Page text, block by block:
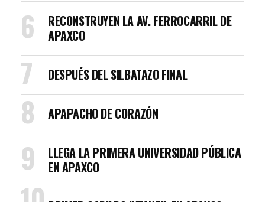
RECONSTRUYEN LA AV. FERROCARRIL DE
APAXCO
DESPUÉS DEL SILBATAZO FINAL
APAPACHO DE CORAZÓN
LLEGA LA PRIMERA UNIVERSIDAD PÚBLICA
EN APAXCO